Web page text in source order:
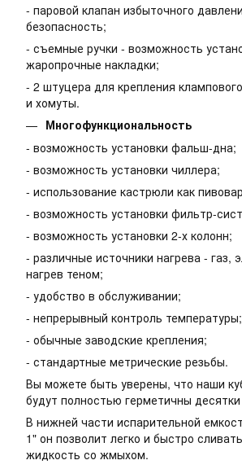
- паровой клапан избыточного
безопасность;
- съемные ручки - возможность
жаропрочные накладки;
- 2 штуцера для крепления
и хомуты.
Многофункциональность
- возможность установки фальш-дна;
- возможность установки чиллера;
- использование кастрюли как
- возможность установки фильтр-
- возможность установки 2-х колонн;
- различные источники нагрева - газ,
нагрев теном;
- удобство в обслуживании;
- непрерывный контроль температуры;
- обычные заводские крепления;
- стандартные метрические резьбы.
Вы можете быть уверены, что наши
будут полностью герметичны
В нижней части испарительной
1" он позволит легко и быстро
жидкость со жмыхом.